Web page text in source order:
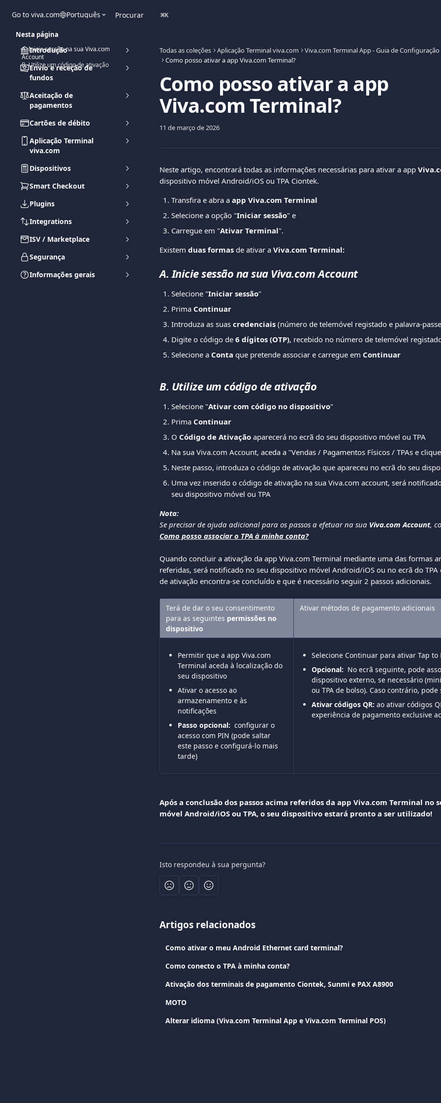
Go to viva.com Português Procurar ⌘K
Introdução
Envio e receção de
fundos
Aceitação de
pagamentos
Cartões de débito
Aplicação Terminal
viva.com
Dispositivos
Smart Checkout
Plugins
Integrations
ISV / Marketplace
Segurança
Informações gerais
Todas as coleções Aplicação Terminal viva.com
Viva.com Terminal App - Guia de
Como posso ativar a app Viva.com Terminal?
Como posso ativar a app
Viva.com Terminal?
11 de março de 2026
Neste artigo, encontrará todas as informações necessárias para ativar a app
dispositivo móvel Android/iOS ou TPA Ciontek.
Transfira e abra a app Viva.com Terminal
Selecione a opção "Iniciar sessão" e
Carregue em "Ativar Terminal".
Existem duas formas de ativar a Viva.com Terminal:
A. Inicie sessão na sua Viva.com Account
Selecione "Iniciar sessão"
Prima Continuar
Introduza as suas credenciais (número de telemóvel registado e palavra-
Digite o código de 6 dígitos (OTP), recebido no número de telemóvel
Selecione a Conta que pretende associar e carregue em Continuar
B. Utilize um código de ativação
Selecione "Ativar com código no dispositivo"
Prima Continuar
O Código de Ativação aparecerá no ecrã do seu dispositivo móvel ou TPA
Na sua Viva.com Account, aceda a "Vendas / Pagamentos Físicos / TPAs e
Neste passo, introduza o código de ativação que apareceu no ecrã do seu
Uma vez inserido o código de ativação na sua Viva.com account, será
seu dispositivo móvel ou TPA
Nota:
Se precisar de ajuda adicional para os passos a efetuar na sua Viva.com Account,
Como posso associar o TPA à minha conta?
Quando concluir a ativação da app Viva.com Terminal mediante uma das formas
referidas, será notificado no seu dispositivo móvel Android/iOS ou no ecrã do
de ativação encontra-se concluído e que é necessário seguir 2 passos adicionais.
Terá de dar o seu consentimento
para as seguintes permissões no
dispositivo
Ativar métodos de pagamento adicionais
Permitir que a app Viva.com
Terminal aceda à localização do
seu dispositivo
Ativar o acesso ao
armazenamento e às
notificações
Passo opcional: configurar o
acesso com PIN (pode saltar
este passo e configurá-lo mais
tarde)
Selecione Continuar para ativar Tap to
Opcional:
No ecrã seguinte, pode
dispositivo externo, se necessário
ou TPA de bolso). Caso contrário,
Ativar códigos QR: ao ativar códigos
experiência de pagamento exclusive
Após a conclusão dos passos acima referidos da app Viva.com Terminal no
móvel Android/iOS ou TPA, o seu dispositivo estará pronto a ser utilizado!
Isto respondeu à sua pergunta?
Artigos relacionados
Como ativar o meu Android Ethernet card terminal?
Como conecto o TPA à minha conta?
Ativação dos terminais de pagamento Ciontek, Sunmi e PAX A8900
MOTO
Alterar idioma (Viva.com Terminal App e Viva.com Terminal POS)
Nesta página
A. Inicie sessão na sua Viva.com
Account
B. Utilize um código de ativação